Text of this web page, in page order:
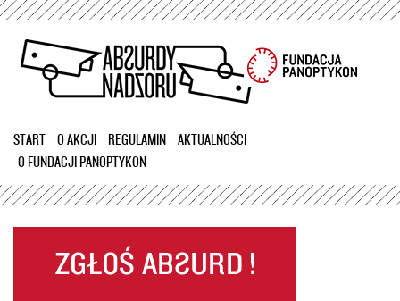
Przejdź
treści
START O AKCJI REGULAMIN
AKTUALNOŚCI
O FUNDACJI PANOPTYKON